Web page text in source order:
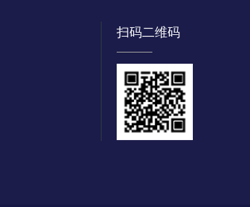
扫码二维码